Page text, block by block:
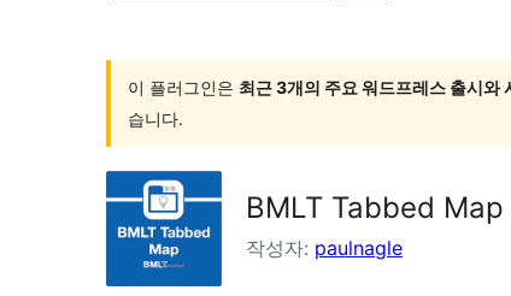
이 플러그인은 최근 3개의 주요 워드프레스 출시와
습니다.
BMLT Tabbed Map
작성자: paulnagle